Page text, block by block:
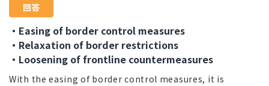
回答
・Easing of border control measures
・Relaxation of border restrictions
・Loosening of frontline countermeasures
With the easing of border control measures, it is